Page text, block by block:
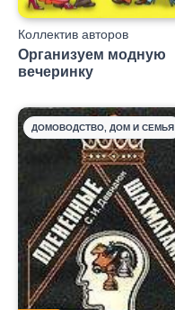
Коллектив авторов
Организуем модную
вечеринку
ДОМОВОДСТВО, ДОМ И СЕМЬЯ